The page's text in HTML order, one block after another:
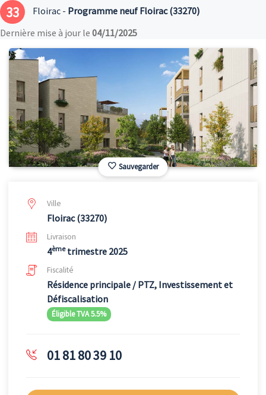
33 Floirac - Programme neuf Floirac (33270)
Dernière mise à jour le 04/11/2025
Sauvegarder
Ville
Floirac (33270)
Livraison
4èmetrimestre 2025
Fiscalité
Résidence principale / PTZ, Investissement et
Défiscalisation
Éligible TVA 5.5%
01 81 80 39 10